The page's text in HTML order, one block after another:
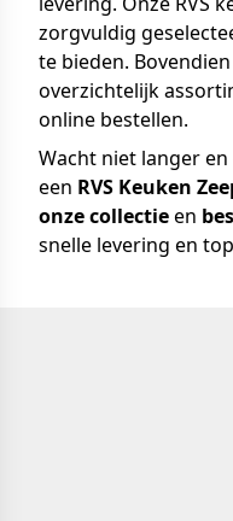
zorgvuldig
te bieden.
overzichtelijk
online bestellen.
Wacht niet langer
een RVS Keuken
onze collectieen
snelle levering en